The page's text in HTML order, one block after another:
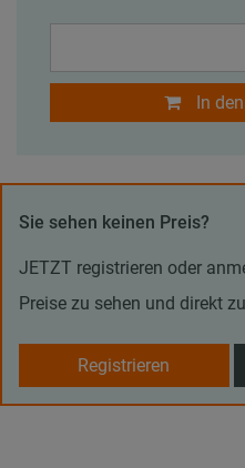
In
Sie sehen keinen Preis?
JETZT registrieren oder
Preise zu sehen und direkt
Registrieren